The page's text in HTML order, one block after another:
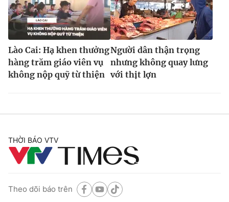
Lào Cai: Hạ khen thưởng
hàng trăm giáo viên vụ
không nộp quỹ từ thiện
Người dân thận trọng
nhưng không quay lưng
với thịt lợn
THỜI BÁO VTV
Theo dõi báo trên